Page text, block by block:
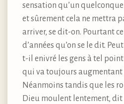
sensation qu’un
et sûrement cela ne mettra
arriver, se dit-on. Pourtant
d’années qu’on se le dit.
t-il enivré les gens à tel
qui va toujours augmentant
Néanmoins tandis que les
Dieu moulent lentement, dit